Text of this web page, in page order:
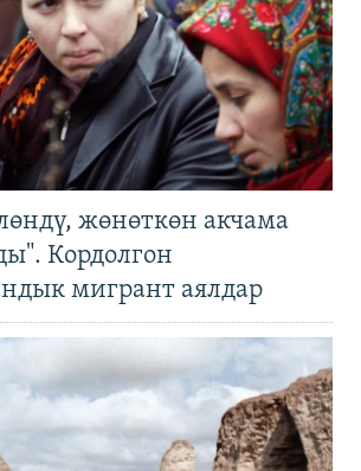
жөнөткөн акчама
Кордолгон
мигрант аялдар